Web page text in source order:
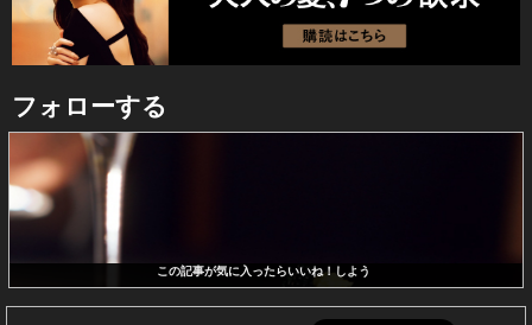
フォローする
この記事が気に入ったらいいね！しよう